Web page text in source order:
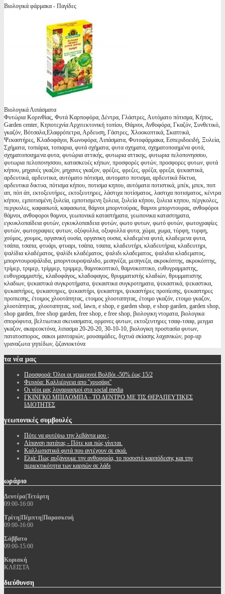
Βιολογικά φάρμακα - Παγίδες
Βιολογικά Λιπάσματα
Φυτώρια Κορινθίας, Φυτά Καρποφόρα, Δέντρα, Γλάστρες, Αυτόματο πότισμα, Κήπος,
Garden center, Κηποτεχνία Αρχιτεκτονική τοπίου, Θάμνοι, Ανθοφόρα, Γκαζόν, Συνθετικό,
γκαζόν, Βότσαλα,Ελαφρόπετρα, Αρδευση, Γάστρες, Χλοοκοπτικά, Σκαπτικά,
Ψεκαστήρες, Κλαδοφάγοι, Κωνοφόρα, Λιπάσματα, Φυτοφάρμακα, Εσπεριδοειδή, Ξυλεία,
Σχήματα, τοπιάρια, τοπιαρια, φυτά σχήματα, φυτα σχηματα, σχηματοποιημένα φυτά,
σχηματοποιημενα φυτα, φυτώρια αττικής, φυτωρια αττικης, φυτωρια πελοπονησσου,
φυτωρια πελοπονησσου, κατασκευές κήπων, προσφορές φυτών, προσφορες φυτων, φυτά
κήπου, μηχανές γκαζόν, μηχανες γκαζον, φρέζες, φρεζες, φρέζα, φρεζα, ψεκαστικά,
αρδευτικά, αρδευτικα, αυτόματο πότισμα, αυτοματο ποτισμα, αρδευτικά δίκτυα,
αρδευτικα δικτυα, πότισμα κήπου, ποτισμα κηπου, αυτόματα ποτιστικά, μπέκ, μπεκ, ποπ
απ, πόπ άπ, εκτοξευτήρες, εκτοξευτηρες, λάστιχα ποτίσματος, λαστιχα ποτισματος, κέντρα
κήπου, εμποτισμένη ξυλεία, εμποτισμενη ξυλεια, ξυλεία κήπου, ξυλεια κηπου, πέργκολες,
περγκολες, καφασωτά, καφασωτα, θάμνοι μπορντούρας, θαμνοι μπορντουρας, ανθοφόροι
θάμνοι, ανθοφοροι θαμνοι, γεωπονικά καταστήματα, γεωπονικα καταστηματα,
εγκυκλοπαίδεια φυτών, εγκυκλοπαιδεια φυτών, φωτο φυτων, φωτό φυτών, φωτογραφίες
φυτών, φωτογραφιες φυτων, οξύφυλλα, οξυφυλλα φυτα, χώμα, χωμα, τύρφη, τυρφη,
χούμος, χουμος, οργανική ουσία, οργανικη ουσια, κλαδεμένα φυτά, κλαδεμενα φυτα,
τσάπα, τσαπα, φτυάρι, φτυαρι, τσάπα, τσαπα, κλαδευτήρι, κλαδευτήρια, κλαδευτηρι,
ψαλίδια κλαδέματος, ψαλίδι κλαδέματος, ψαλιδι κλαδεματος, ψαλιδια κλαδεματος,
μπορντουροψάλιδα, μπορντουροψαλιδο, μεσηνέζα, μεσηνεζα, ακροκόπτης, ακροκόπτης,
τρίμερ, τριμερ, τρίμμερ, τριμμερ, θαμνοκοπτικό, θαμνοκοπτικο, ευθυγραμμιστης,
ευθυγραμμιστής, κλαδοφάγος, κλαδοφαγος, θρυμματιστής κλαδιών, θρυμματιστης
κλαδιων, ψεκαστικά συγκροτήματα, ψεκαστικα συγκροτηματα, ψεκαστικά, ψεκαστικα,
ψεκαστήρες, ψεκαστηρες, ψεκαστήρι, ψεκαστηρι, ψεκαστήρες προπίεσης, ψεκαστηρες
προπιεσης, έτοιμος χλοοτάπητας, ετοιμος χλοοταπητας, έτοιμο γκαζόν, ετοιμο γκαζον,
χλοοτάπητας, χλοοταπητας, sod, lawn, e shop, e garden shop, e shop garden, garden shop,
shop garden, free shop garden, free shop, e free shop, βιολογικη ντοματα, βιολογικα
σπορόφυτα, βελτιωτικα σκευασματα, ορμονες φυτων, εκτοξευτηρες τσαφ-τσαφ, μειγμα
γκαζον, ακαρεοκτόνα, λιπασμα 20-20-20, 30-10-10, βιολογικη προστασία φυτων,
πατατοσπορος, σακοι μανιταριών, μουσαμάδες, διχτυά σκίασης λαχανικών, pop-up
γραναζωτα γηπέδων, ζιζανιοκτόνα
τα νέα μας
Προσφορά: Όλοι οι χειμερινοί Βολβόι -50% έως 15/2
Φειγιόα: Καλλιέργεια απο ''χρυσάφι''
Oι νέοι μας λογαριασμοί στα social media
ΓΚΙΝΓΚΟ ΜΠΙΛΟΜΠΑ - ΤΟ ΔΕΝΤΡΟ ΜΕ ΤΙΣ ΘΕΡΑΠΕΥΤΙΚΕΣ
ΙΔΙΟΤΗΤΕΣ
γεωπονικές συμβουλές
Πότε να φυτέψω την λεβάντα μου ;
Λίπανση πατάτας - Πότε και πώς γίνεται.
Καλλωπιστικά φυτά που αντέχουν σε σκιά.
Ελιά: Πως αυξάνουμε την ανθοφορία, το ποσοστό καρπόδεσης και την
περιεκτικότητα των καρπών σε λάδι
ωράριο
Δευτέρα|Τετάρτη
09:00-16:00
Τρίτη|Πέμπτη|Παρασκευή
09:00-16:00
Σάββατο
09:00-15:00
Κυριακή
ΚΛΕΙΣΤΑ
διεύθυνση